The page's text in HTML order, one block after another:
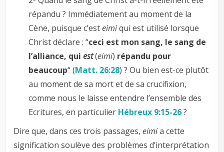
répandu ? Immédiatement au moment de la
Cène, puisque c’esteimiqui est utilisé lorsque
Christ déclare : “ceci est mon sang, le sang de
l’alliance, quiest(eimi) répandu pour
beaucoup“ (Matt. 26:28) ? Ou bien est-ce plutôt
au moment de sa mort et de sa crucifixion,
comme nous le laisse entendre l’ensemble des
Ecritures, en particulier Hébreux 9:15-26?
Dire que, dans ces trois passages,eimia cette
signification soulève des problèmes d’interprétation